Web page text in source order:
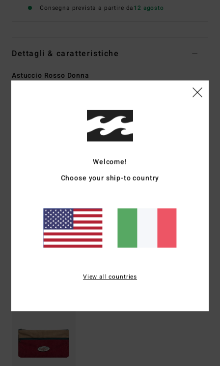
Consegna prevista a partire da12 agosto
Dettagli & caratteristiche
Astuccio Rosso Donna
velluto a coste colorblock
Chiusura superiore con zip in nylon
Tasca frontale con zip
Patch Logo sul dettaglio
Composizione[Tessuto principale] 100% poliestere
Spedizioni e Resi
Welcome!
Choose your ship-to country
View all countries